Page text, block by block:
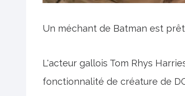
Un méchant de Batman est
L'acteur gallois Tom Rhys
fonctionnalité de créature de